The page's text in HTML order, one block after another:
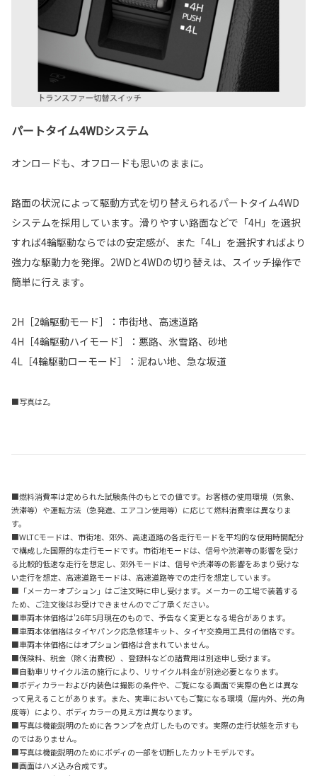
パートタイム4WDシステム
オンロードも、オフロードも思いのままに。
路面の状況によって駆動方式を切り替えられるパートタイム4WD
システムを採用しています。滑りやすい路面などで「4H」を選択
すれば4輪駆動ならではの安定感が、また「4L」を選択すればより
強力な駆動力を発揮。2WDと4WDの切り替えは、スイッチ操作で
簡単に行えます。
2H［2輪駆動モード］：市街地、高速道路
4H［4輪駆動ハイモード］：悪路、氷雪路、砂地
4L［4輪駆動ローモード］：泥ねい地、急な坂道
■写真はZ。
■燃料消費率は定められた試験条件のもとでの値です。お客様の使用環境（気象、
渋滞等）や運転方法（急発進、エアコン使用等）に応じて燃料消費率は異なりま
す。
■WLTCモードは、市街地、郊外、高速道路の各走行モードを平均的な使用時間配分
で構成した国際的な走行モードです。市街地モードは、信号や渋滞等の影響を受け
る比較的低速な走行を想定し、郊外モードは、信号や渋滞等の影響をあまり受けな
い走行を想定、高速道路モードは、高速道路等での走行を想定しています。
■「メーカーオプション」はご注文時に申し受けます。メーカーの工場で装着する
ため、ご注文後はお受けできませんのでご了承ください。
■車両本体価格は'26年5月現在のもので、予告なく変更となる場合があります。
■車両本体価格はタイヤパンク応急修理キット、タイヤ交換用工具付の価格です。
■車両本体価格にはオプション価格は含まれていません。
■保険料、税金（除く消費税）、登録料などの諸費用は別途申し受けます。
■自動車リサイクル法の施行により、リサイクル料金が別途必要となります。
■ボディカラーおよび内装色は撮影の条件や、ご覧になる画面で実際の色とは異な
って見えることがあります。また、実車においてもご覧になる環境（屋内外、光の角
度等）により、ボディカラーの見え方は異なります。
■写真は機能説明のために各ランプを点灯したものです。実際の走行状態を示すも
のではありません。
■写真は機能説明のためにボディの一部を切断したカットモデルです。
■画面はハメ込み合成です。